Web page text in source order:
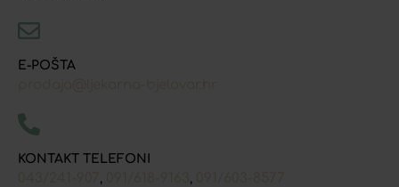
E-POŠTA
KONTAKT TELEFONI
, ,